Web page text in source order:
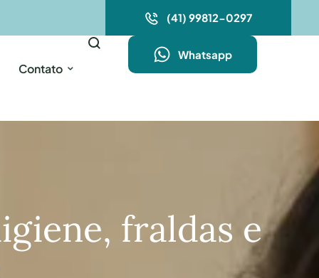
(41) 99812-0297
Contato
Whatsapp
fraldas e